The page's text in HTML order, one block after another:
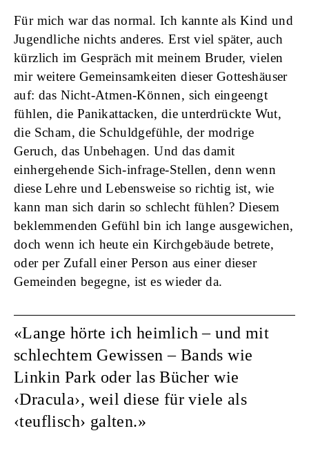
Für mich war das normal. Ich kannte als Kind und
Jugendliche nichts anderes. Erst viel später, auch
kürzlich im Gespräch mit meinem Bruder, vielen
mir weitere Gemeinsamkeiten dieser Gotteshäuser
auf: das Nicht-Atmen-Können, sich eingeengt
fühlen, die Panikattacken, die unterdrückte Wut,
die Scham, die Schuldgefühle, der modrige
Geruch, das Unbehagen. Und das damit
einhergehende Sich-infrage-Stellen, denn wenn
diese Lehre und Lebensweise so richtig ist, wie
kann man sich darin so schlecht fühlen? Diesem
beklemmenden Gefühl bin ich lange ausgewichen,
doch wenn ich heute ein Kirchgebäude betrete,
oder per Zufall einer Person aus einer dieser
Gemeinden begegne, ist es wieder da.
Lange hörte ich heimlich– und mit
schlechtem Gewissen – Bands wie
Linkin Park oder las Bücher wie
‹Dracula›, weil diese für viele als
‹teuflisch› galten.